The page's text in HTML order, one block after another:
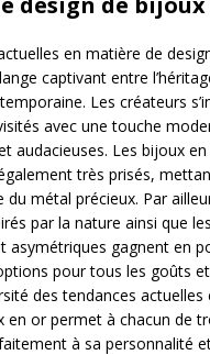
en matière de
captivant entre
Les créateurs
avec une touche
audacieuses. Les bijoux
très prisés,
du métal précieux. Par
par la nature ainsi que
asymétriques gagnent en
pour tous les goûts
des tendances actuelles
en or permet à chacun de
à sa personnalité